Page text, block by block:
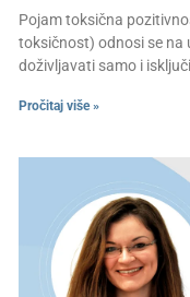
Pojam toksična
toksičnost) odnosi se na
doživljavati samo i
Pročitaj više »